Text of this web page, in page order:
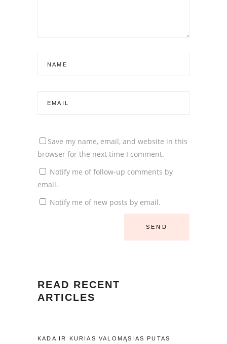
Save my name, email, and website in this
browser for the next time I comment.
Notify me of follow-up comments by
email.
Notify me of new posts by email.
READ RECENT
ARTICLES
KADA IR KURIAS VALOMĄSIAS PUTAS